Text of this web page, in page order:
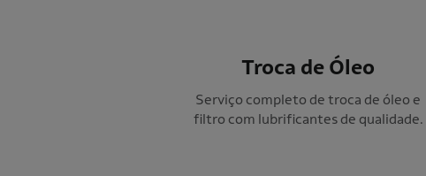
Troca de Óleo
Serviço completo de troca de óleo e
filtro com lubrificantes de qualidade.